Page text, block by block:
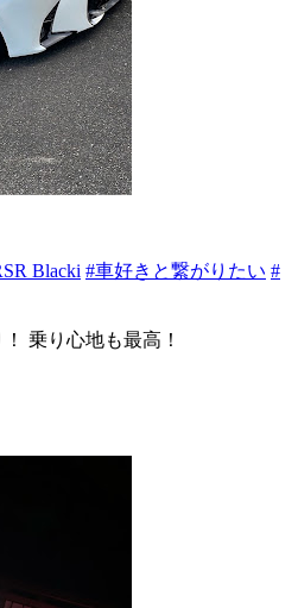
Blacki #車好きと繋がりたい #
乗り心地も最高！